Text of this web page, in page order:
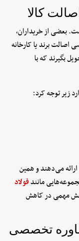
کالا
بعضی از خریداران،
اصالت برند یا کارخانه
بگیرند که با
زیر توجه کرد:
می‌دهند و همین
مانندفولاد
مهمی در کاهش
تخصصی